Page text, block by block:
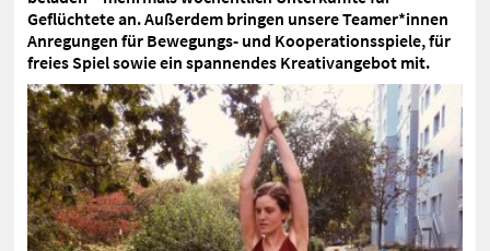
Geflüchtete an. Außerdem bringen unsere Teamer*innen
Anregungen für Bewegungs- und Kooperationsspiele, für
freies Spiel sowie ein spannendes Kreativangebot mit.